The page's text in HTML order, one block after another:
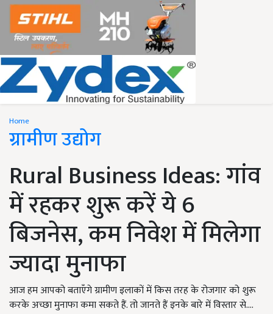
Home
ग्रामीण उद्योग
Rural Business Ideas: गांव
में रहकर शुरू करें ये 6
बिजनेस, कम निवेश में मिलेगा
ज्यादा मुनाफा
आज हम आपको बताएँगे ग्रामीण इलाकों में किस तरह के रोजगार को शुरू
करके अच्छा मुनाफा कमा सकते हैं. तो जानते हैं इनके बारे में विस्तार से....